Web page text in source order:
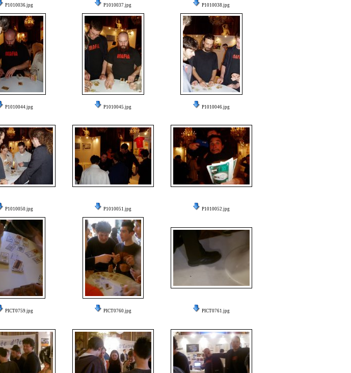
P1010036.jpg P1010037.jpg P1010038.jpg
P1010044.jpg P1010045.jpg P1010046.jpg
P1010050.jpg P1010051.jpg P1010052.jpg
PICT0759.jpg PICT0760.jpg PICT0761.jpg